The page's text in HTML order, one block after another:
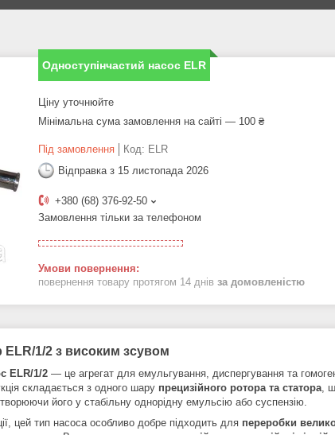
Одноступінчастий насос ELR
Ціну уточнюйте
Мінімальна сума замовлення на сайті — 100 ₴
Під замовлення Код: ELR
Відправка з 15 листопада 2026
+380 (68) 376-92-50
Замовлення тільки за телефоном
повернення товару протягом 14 днів за домовленістю
ELR/1/2 з високим зсувом
ELR/1/2 — це агрегат для емульгування, диспергування та
складається з одного шару прецизійного ротора та статора ,
його у стабільну однорідну емульсію або суспензію.
цей тип насоса особливо добре підходить для переробки